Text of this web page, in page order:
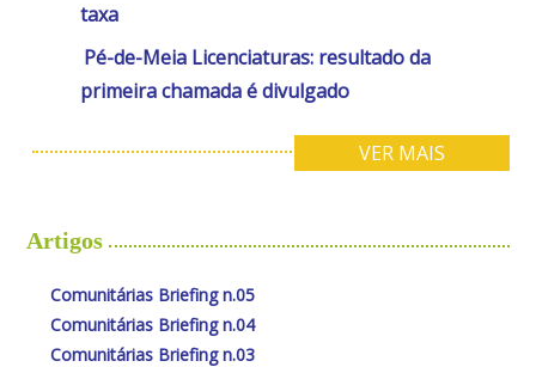
taxa
Pé-de-Meia Licenciaturas: resultado da
primeira chamada é divulgado
VER MAIS
Artigos
Comunitárias Briefing n.05
Comunitárias Briefing n.04
Comunitárias Briefing n.03